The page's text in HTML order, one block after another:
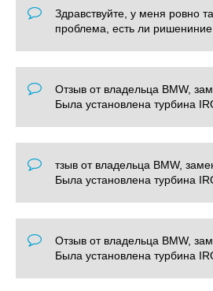
Здравствуйте, у меня ровно
проблема, есть ли ришениние
Отзыв от владельца BMW,
Была установлена турбина
тзыв от владельца BMW,
Была установлена турбина
Отзыв от владельца BMW,
Была установлена турбина